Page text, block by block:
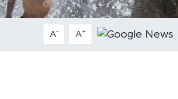
A- A+